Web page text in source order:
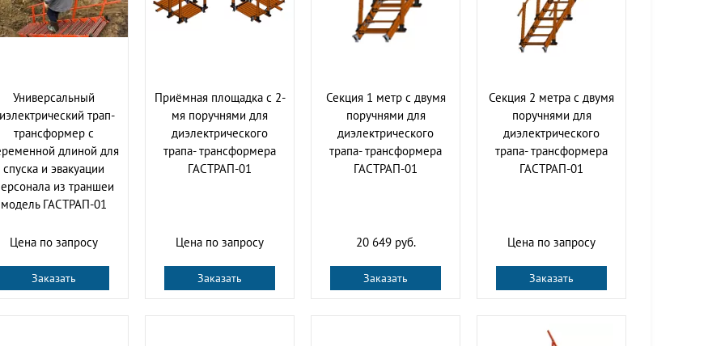
Универсальный
трап-
трансформер с
длиной для
спуска и эвакуации
из траншеи
модель ГАСТРАП-01
Цена по запросу
Заказать
Приёмная площадка с 2-
мя поручнями для
диэлектрического
трапа- трансформера
ГАСТРАП-01
Цена по запросу
Заказать
Секция 1 метр с двумя
поручнями для
диэлектрического
трапа- трансформера
ГАСТРАП-01
20 649 руб.
Заказать
Секция 2 метра с двумя
поручнями для
диэлектрического
трапа- трансформера
ГАСТРАП-01
Цена по запросу
Заказать